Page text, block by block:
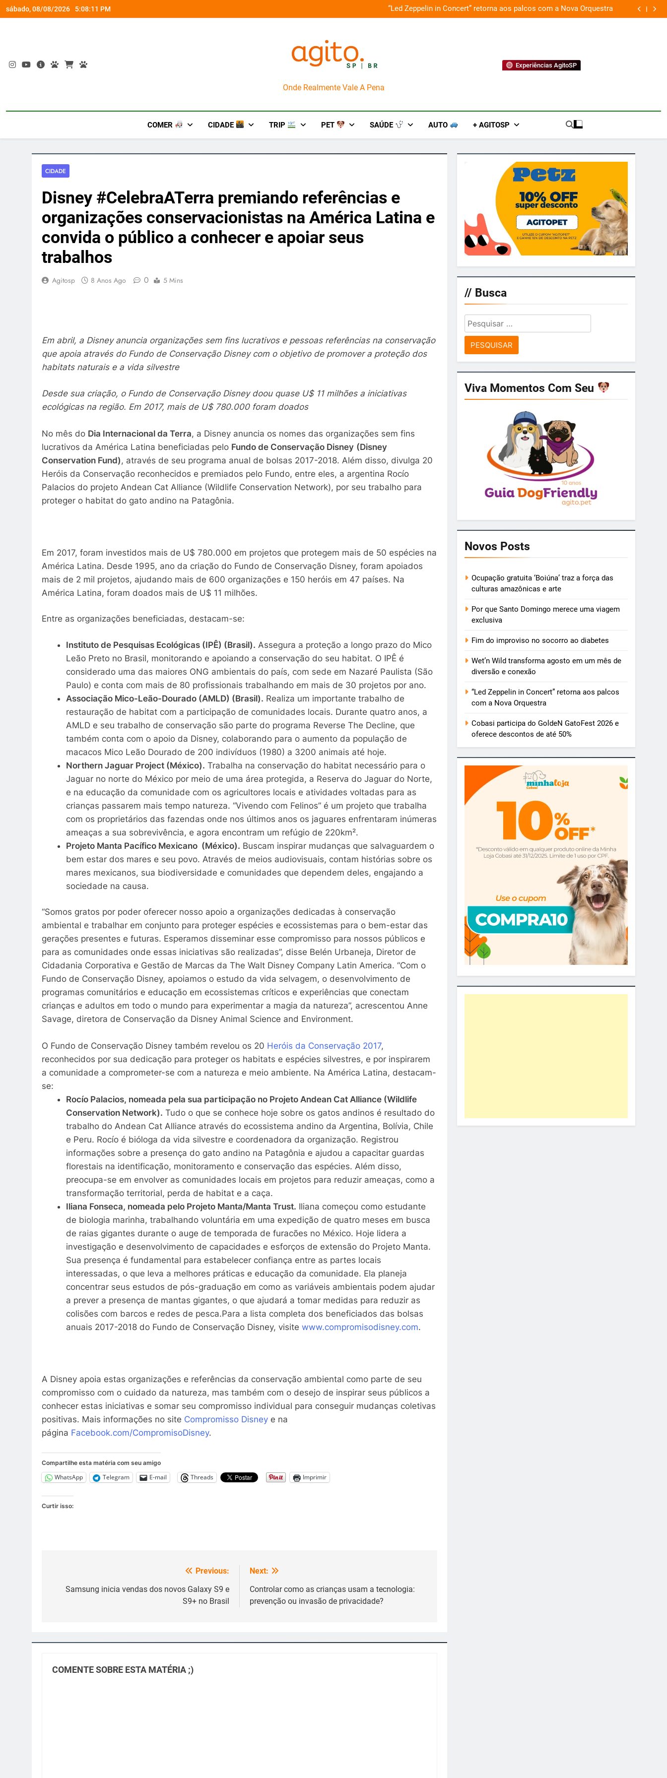
Skip
to
sábado, 08/08/2026 5:08:12 PM
ao diabetes “Led Zeppelin in Concert” retorna aos palcos com a Nova Orquestra Cobasi
AgitoSP
Onde Realmente Vale A Pena
Experiências AgitoSP
COMER CIDADE TRIP PET SAÚDE AUTO + AGITOSP
CIDADE
Disney #CelebraATerra premiando referências e
organizações conservacionistas na América Latina e
convida o público a conhecer e apoiar seus
trabalhos
Agitosp 8 Anos Ago 0 5 Mins
Em abril, a Disney anuncia organizações sem fins lucrativos e pessoas referências na conservação
que apoia através do Fundo de Conservação Disney com o objetivo de promover a proteção dos
habitats naturais e a vida silvestre
Desde sua criação, o Fundo de Conservação Disney doou quase U$ 11 milhões a iniciativas
ecológicas na região. Em 2017, mais de U$ 780.000 foram doados
No mês do Dia Internacional da Terra, a Disney anuncia os nomes das organizações sem fins
lucrativos da América Latina beneficiadas pelo Fundo de Conservação Disney (Disney
Conservation Fund) , através de seu programa anual de bolsas 2017-2018. Além disso, divulga 20
Heróis da Conservação reconhecidos e premiados pelo Fundo, entre eles, a argentina Rocío
Palacios do projeto Andean Cat Alliance (Wildlife Conservation Network), por seu trabalho para
proteger o habitat do gato andino na Patagônia.
Em 2017, foram investidos mais de U$ 780.000 em projetos que protegem mais de 50 espécies na
América Latina. Desde 1995, ano da criação do Fundo de Conservação Disney, foram apoiados
mais de 2 mil projetos, ajudando mais de 600 organizações e 150 heróis em 47 países. Na
América Latina, foram doados mais de U$ 11 milhões.
Entre as organizações beneficiadas, destacam-se:
Instituto de Pesquisas Ecológicas (IPÊ) (Brasil). Assegura a proteção a longo prazo do Mico
Leão Preto no Brasil, monitorando e apoiando a conservação do seu habitat. O IPÊ é
considerado uma das maiores ONG ambientais do país, com sede em Nazaré Paulista (São
Paulo) e conta com mais de 80 profissionais trabalhando em mais de 30 projetos por ano.
Associação Mico-Leão-Dourado (AMLD) (Brasil). Realiza um importante trabalho de
restauração de habitat com a participação de comunidades locais. Durante quatro anos, a
AMLD e seu trabalho de conservação são parte do programa Reverse The Decline, que
também conta com o apoio da Disney, colaborando para o aumento da população de
macacos Mico Leão Dourado de 200 indivíduos (1980) a 3200 animais até hoje.
Northern Jaguar Project (México). Trabalha na conservação do habitat necessário para o
Jaguar no norte do México por meio de uma área protegida, a Reserva do Jaguar do Norte,
e na educação da comunidade com os agricultores locais e atividades voltadas para as
crianças passarem mais tempo natureza. “Vivendo com Felinos” é um projeto que trabalha
com os proprietários das fazendas onde nos últimos anos os jaguares enfrentaram inúmeras
ameaças a sua sobrevivência, e agora encontram um refúgio de 220km².
Projeto Manta Pacífico Mexicano (México). Buscam inspirar mudanças que salvaguardem o
bem estar dos mares e seu povo. Através de meios audiovisuais, contam histórias sobre os
mares mexicanos, sua biodiversidade e comunidades que dependem deles, engajando a
sociedade na causa.
“Somos gratos por poder oferecer nosso apoio a organizações dedicadas à conservação
ambiental e trabalhar em conjunto para proteger espécies e ecossistemas para o bem-estar das
gerações presentes e futuras. Esperamos disseminar esse compromisso para nossos públicos e
para as comunidades onde essas iniciativas são realizadas”, disse Belén Urbaneja, Diretor de
Cidadania Corporativa e Gestão de Marcas da The Walt Disney Company Latin America. “Com o
Fundo de Conservação Disney, apoiamos o estudo da vida selvagem, o desenvolvimento de
programas comunitários e educação em ecossistemas críticos e experiências que conectam
crianças e adultos em todo o mundo para experimentar a magia da natureza”, acrescentou Anne
Savage, diretora de Conservação da Disney Animal Science and Environment.
O Fundo de Conservação Disney também revelou os 20 Heróis da Conservação 2017,
reconhecidos por sua dedicação para proteger os habitats e espécies silvestres, e por inspirarem
a comunidade a comprometer-se com a natureza e meio ambiente. Na América Latina, destacam-
se:
Rocío Palacios, nomeada pela sua participação no Projeto Andean Cat Alliance (Wildlife
Conservation Network). Tudo o que se conhece hoje sobre os gatos andinos é resultado do
trabalho do Andean Cat Alliance através do ecossistema andino da Argentina, Bolívia, Chile
e Peru. Rocío é bióloga da vida silvestre e coordenadora da organização. Registrou
informações sobre a presença do gato andino na Patagônia e ajudou a capacitar guardas
florestais na identificação, monitoramento e conservação das espécies. Além disso,
preocupa-se em envolver as comunidades locais em projetos para reduzir ameaças, como a
transformação territorial, perda de habitat e a caça.
Iliana Fonseca, nomeada pelo Projeto Manta/Manta Trust. Iliana começou como estudante
de biologia marinha, trabalhando voluntária em uma expedição de quatro meses em busca
de raias gigantes durante o auge de temporada de furacões no México. Hoje lidera a
investigação e desenvolvimento de capacidades e esforços de extensão do Projeto Manta.
Sua presença é fundamental para estabelecer confiança entre as partes locais
interessadas, o que leva a melhores práticas e educação da comunidade. Ela planeja
concentrar seus estudos de pós-graduação em como as variáveis ambientais podem ajudar
a prever a presença de mantas gigantes, o que ajudará a tomar medidas para reduzir as
colisões com barcos e redes de pesca.Para a lista completa dos beneficiados das bolsas
anuais 2017-2018 do Fundo de Conservação Disney, visite www.compromisodisney.com.
A Disney apoia estas organizações e referências da conservação ambiental como parte de seu
compromisso com o cuidado da natureza, mas também com o desejo de inspirar seus públicos a
conhecer estas iniciativas e somar seu compromisso individual para conseguir mudanças coletivas
positivas. Mais informações no site Compromisso Disney e na
página Facebook.com/CompromisoDisney.
Compartilhe esta matéria com seu amigo
WhatsApp Telegram E-mail Threads Imprimir
Curtir isso:
Previous:
Samsung inicia vendas dos novos Galaxy S9 e
S9+ no Brasil
Next:
Controlar como as crianças usam a tecnologia:
prevenção ou invasão de privacidade?
COMENTE SOBRE ESTA MATÉRIA ;)
// Busca
Pesquisar
por:
Viva Momentos Com Seu
Novos Posts
Ocupação gratuita ‘Boiúna’ traz a força das
culturas amazônicas e arte
Por que Santo Domingo merece uma viagem
exclusiva
Fim do improviso no socorro ao diabetes
Wet’n Wild transforma agosto em um mês de
diversão e conexão
“Led Zeppelin in Concert” retorna aos palcos
com a Nova Orquestra
Cobasi participa do GoldeN GatoFest 2026 e
oferece descontos de até 50%